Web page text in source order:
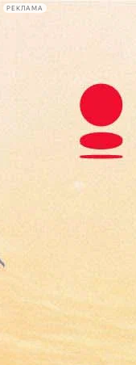
РЕКЛАМА
Сегодня:
2026.08.08
11:58
Афиша Plus